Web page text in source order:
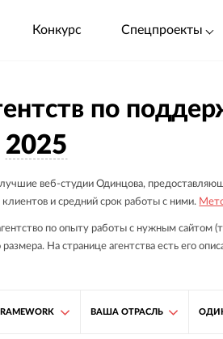
Конкурс Спецпроекты
по
2025
веб-студии Одинцова,
и средний срок работы с ними.
по опыту работы с нужным сайтом
На странице агентства есть его
ВАША ОТРАСЛЬ